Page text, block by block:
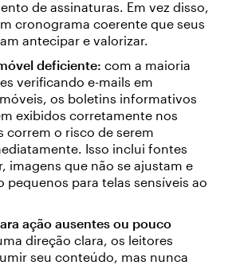
de assinaturas. Em vez disso,
cronograma coerente que seus
antecipar e valorizar.
deficiente: com a maioria
verificando e-mails em
os boletins informativos
exibidos corretamente nos
correm o risco de serem
Isso inclui fontes
imagens que não se ajustam e
pequenos para telas sensíveis ao
ação ausentes ou pouco
direção clara, os leitores
seu conteúdo, mas nunca